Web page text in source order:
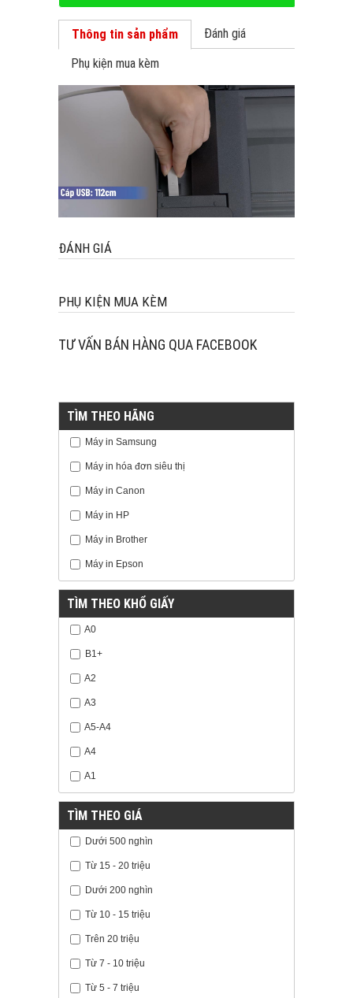
Thông tin sản phẩm
Đánh giá
Phụ kiện mua kèm
ĐÁNH GIÁ
PHỤ KIỆN MUA KÈM
TƯ VẤN BÁN HÀNG QUA FACEBOOK
TÌM THEO HÃNG
Máy in Samsung
Máy in hóa đơn siêu thị
Máy in Canon
Máy in HP
Máy in Brother
Máy in Epson
TÌM THEO KHỔ GIẤY
A0
B1+
A2
A3
A5-A4
A4
A1
TÌM THEO GIÁ
Dưới 500 nghìn
Từ 15 - 20 triệu
Dưới 200 nghìn
Từ 10 - 15 triệu
Trên 20 triệu
Từ 7 - 10 triệu
Từ 5 - 7 triệu